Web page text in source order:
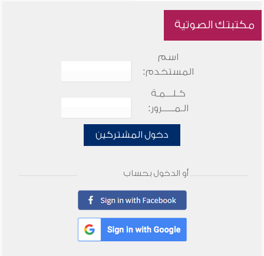
مكتبتك الصوتية
اسم
المستخدم:
كـلـــمـة
الـمـــــرور:
دخول المشتركين
أو الدخول بحساب